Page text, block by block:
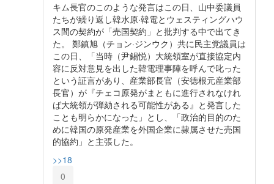
キム長官のこのような発言はこの日、山中委議員
たちが繰り返し韓水原·韓電とウェスティングハウ
ス間の契約が「売国契約」と批判する中で出てき
た。 鄭鎮旭（チョン·ジンウク）共に民主党議員は
この日、「当時（尹錫悦）大統領室が直接協定内
容に反対意見を出した韓電理事陣を呼んで叱った
という証言があり、産業部長官（安徳根元産業部
長官）が『チェコ原発がまともに進行されなけれ
ば大統領が弾劾される可能性がある』と発言した
ことも明らかになった」とし、「政治的目的のた
めに韓国の原発産業を外国企業に隷属させた売国
的協約」と主張した。
>>18
0